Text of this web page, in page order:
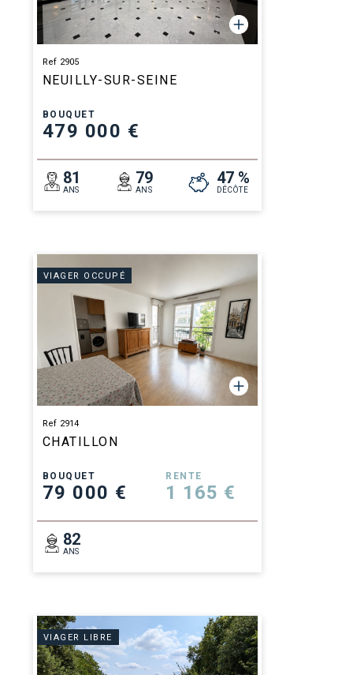
Ref 2905
NEUILLY-SUR-SEINE
BOUQUET
479 000 €
81
ANS
79
ANS
47 %
DÉCÔTE
VIAGER OCCUPÉ
Ref 2914
CHATILLON
BOUQUET
79 000 €
RENTE
1 165 €
82
ANS
VIAGER LIBRE